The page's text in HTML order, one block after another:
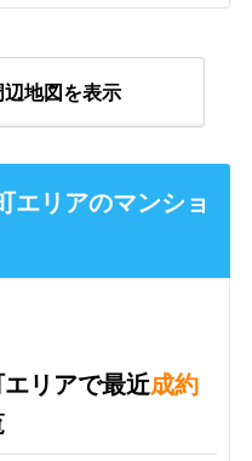
地図を表示
リアのマンショ
リアで最近成約